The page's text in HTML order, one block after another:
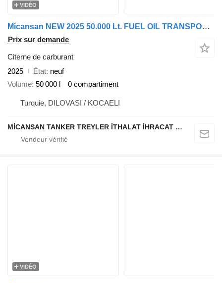
VIDÉO
Micansan NEW 2025 50.000 Lt. FUEL OIL TRANSPORT TANK
Prix sur demande
Citerne de carburant
2025
État neuf
Volume 50 000 l 0 compartiment
Turquie, DILOVASI / KOCAELI
MİCANSAN TANKER TREYLER İTHALAT İHRACAT SAN.TİC.LTD.ŞTİ.
VIDÉO